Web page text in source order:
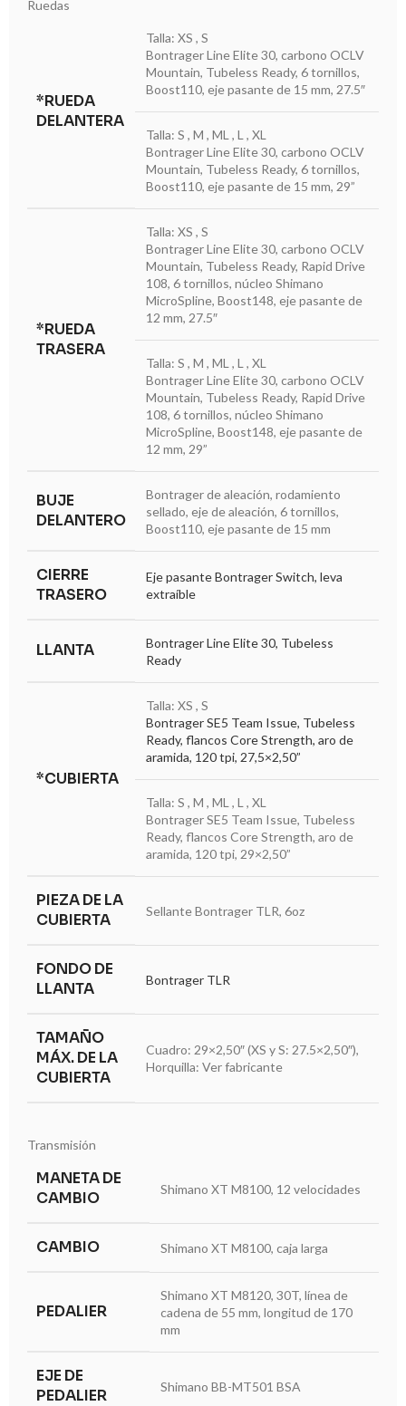
Ruedas
*RUEDA
DELANTERA
Talla: XS , S
Bontrager Line Elite 30, carbono OCLV
Mountain, Tubeless Ready, 6 tornillos,
Boost110, eje pasante de 15 mm, 27.5″
Talla: S , M , ML , L , XL
Bontrager Line Elite 30, carbono OCLV
Mountain, Tubeless Ready, 6 tornillos,
Boost110, eje pasante de 15 mm, 29”
*RUEDA
TRASERA
Talla: XS , S
Bontrager Line Elite 30, carbono OCLV
Mountain, Tubeless Ready, Rapid Drive
108, 6 tornillos, núcleo Shimano
MicroSpline, Boost148, eje pasante de
12 mm, 27.5″
Talla: S , M , ML , L , XL
Bontrager Line Elite 30, carbono OCLV
Mountain, Tubeless Ready, Rapid Drive
108, 6 tornillos, núcleo Shimano
MicroSpline, Boost148, eje pasante de
12 mm, 29”
BUJE
DELANTERO
Bontrager de aleación, rodamiento
sellado, eje de aleación, 6 tornillos,
Boost110, eje pasante de 15 mm
CIERRE
TRASERO
Eje pasante Bontrager Switch, leva
extraíble
LLANTA
Bontrager Line Elite 30, Tubeless
Ready
*CUBIERTA
Talla: XS , S
Bontrager SE5 Team Issue, Tubeless
Ready, flancos Core Strength, aro de
aramida, 120 tpi, 27,5×2,50”
Talla: S , M , ML , L , XL
Bontrager SE5 Team Issue, Tubeless
Ready, flancos Core Strength, aro de
aramida, 120 tpi, 29×2,50”
PIEZA DE LA
CUBIERTA
Sellante Bontrager TLR, 6oz
FONDO DE
LLANTA
Bontrager TLR
TAMAÑO
MÁX. DE LA
CUBIERTA
Cuadro: 29×2,50″ (XS y S: 27.5×2,50″),
Horquilla: Ver fabricante
Transmisión
MANETA DE
CAMBIO
Shimano XT M8100, 12 velocidades
CAMBIO Shimano XT M8100, caja larga
PEDALIER
Shimano XT M8120, 30T, línea de
cadena de 55 mm, longitud de 170
mm
EJE DE
PEDALIER
Shimano BB-MT501 BSA